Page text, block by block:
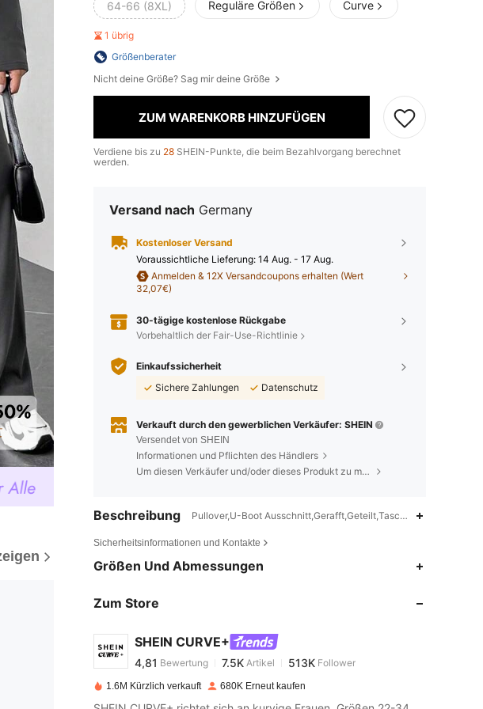
64-66 (8XL) Reguläre Größen Curve
1 übrig
Größenberater
Nicht deine Größe? Sag mir deine Größe
ZUM WARENKORB HINZUFÜGEN
Verdiene bis zu 28 SHEIN-Punkte, die beim Bezahlvorgang berechnet
werden.
Versand nach Germany
Kostenloser Versand
Voraussichtliche Lieferung: 14 Aug. - 17 Aug.
Anmelden & 12X Versandcoupons erhalten (Wert
32,07€)
30-tägige kostenlose Rückgabe
Vorbehaltlich der Fair-Use-Richtlinie
Einkaufssicherheit
Sichere Zahlungen
Datenschutz
Verkauft durch den gewerblichen Verkäufer: SHEIN
Versendet von SHEIN
Informationen und Pflichten des Händlers
Um diesen Verkäufer und/oder dieses Produkt zu melden
Beschreibung Pullover,U-Boot Ausschnitt,Gerafft,Geteilt,Taschen
Sicherheitsinformationen und Kontakte
Größen Und Abmessungen
Zum Store
SHEIN CURVE+
4,81
4,81
7.5KArtikel
h***gbezahltVor 1 Tag
4,81 7.5K 513K
1.6M Kürzlich verkauft 680K Erneut kaufen